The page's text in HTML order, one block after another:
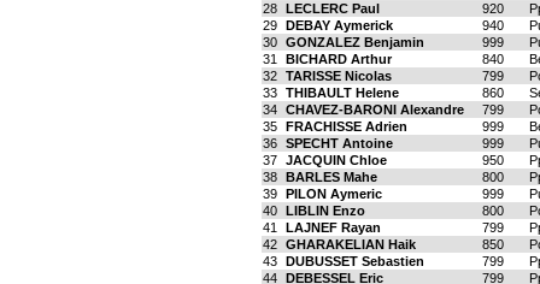
28 LECLERC Paul 920
29 DEBAY Aymerick 940
30 GONZALEZ Benjamin 999
31
BICHARD Arthur 840
32 TARISSE Nicolas 799
33 THIBAULT Helene 860
34 CHAVEZ-BARONI Alexandre 799
35 FRACHISSE Adrien 999
36 SPECHT Antoine 999
37 JACQUIN Chloe 950
38 BARLES Mahe 800
39 PILON Aymeric 999
40 LIBLIN Enzo 800
41
LAJNEF Rayan 799
42 GHARAKELIAN Haik 850
43 DUBUSSET Sebastien 799
44 DEBESSEL Eric 799